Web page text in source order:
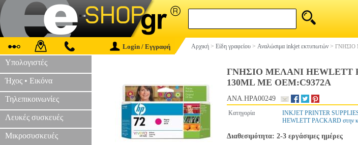
Login / Εγγραφή Αρχική > Είδη γραφείου > Αναλώσιμα inkjet εκτυπωτών > ΓΝΗΣΙΟ
Υπολογιστές
Ήχος • Εικόνα
Τηλεπικοινωνίες
Λευκές συσκευές
Μικροσυσκευές
ΓΝΗΣΙΟ ΜΕΛΑΝΙ HEWLETT
130ML ΜΕ OEM:C9372A
ANA.HPA00249
Κατηγορία INKJET PRINTER
HEWLETT PACKARD στην
Διαθεσιμότητα: 2-3 εργάσιμες ημέρες